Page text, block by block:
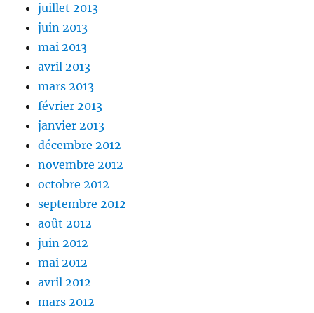
juillet 2013
juin 2013
mai 2013
avril 2013
mars 2013
février 2013
janvier 2013
décembre 2012
novembre 2012
octobre 2012
septembre 2012
août 2012
juin 2012
mai 2012
avril 2012
mars 2012